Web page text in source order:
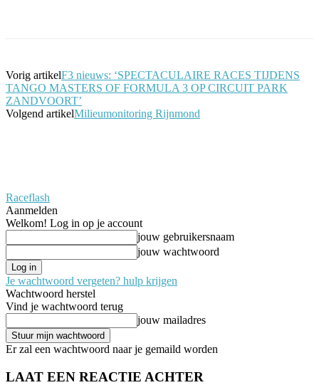
Vorig artikelF3 nieuws: ‘SPECTACULAIRE RACES TIJDENS
TANGO MASTERS OF FORMULA 3 OP CIRCUIT PARK
ZANDVOORT’
Volgend artikelMilieumonitoring Rijnmond
Raceflash
Aanmelden
Welkom! Log in op je account
jouw gebruikersnaam
jouw wachtwoord
Je wachtwoord vergeten? hulp krijgen
Wachtwoord herstel
Vind je wachtwoord terug
jouw mailadres
Er zal een wachtwoord naar je gemaild worden
LAAT EEN REACTIE ACHTER